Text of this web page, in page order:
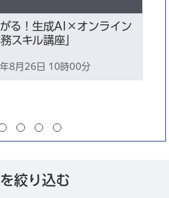
がる！生成AI×オンライン
スキル講座」
8月26日 10時00分
絞り込む